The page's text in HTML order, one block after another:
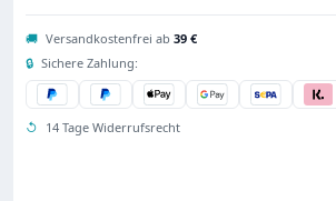
🚚 Versandkostenfrei ab 39 €
🔒 Sichere Zahlung:
↺ 14 Tage Widerrufsrecht